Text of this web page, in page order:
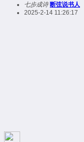
七步成诗 断弦说书人
2025-2-14 11:26:17